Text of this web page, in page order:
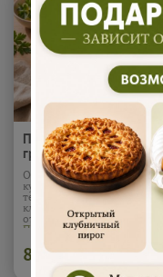
Пирожки "Картофель и
грибы" 400 гр (10шт)
Обжаренные грибы и
кубиками в пышном,
тесте. Сочная начинка и
классическое сочетание
от которого не оторваться.
Подробнее...
895₽ В